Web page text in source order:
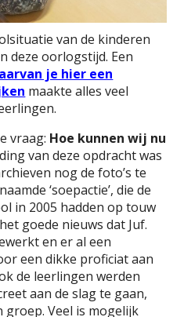
van de kinderen
deze oorlogstijd. Een
je hier een
maakte alles veel
vraag: Hoe kunnen wij nu
van deze opdracht was
nog de foto’s te
‘soepactie’, die de
in 2005 hadden op touw
goede nieuws dat Juf.
en er al een
een dikke proficiat aan
de leerlingen werden
aan de slag te gaan,
groep. Veel is mogelijk